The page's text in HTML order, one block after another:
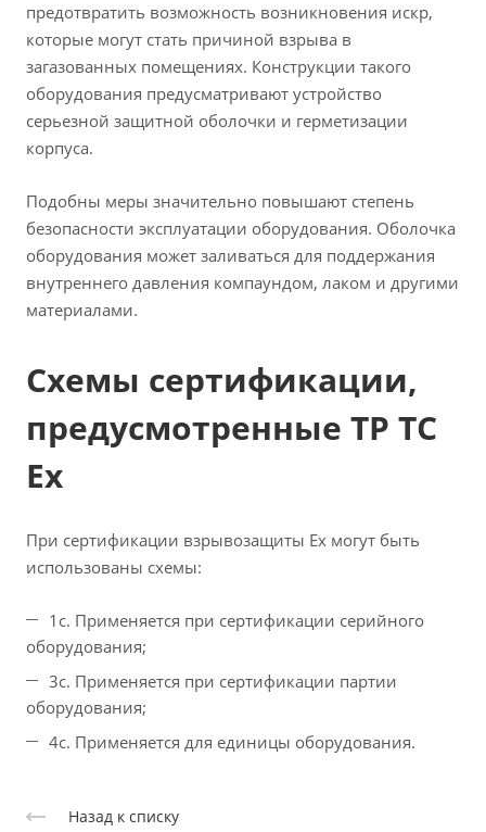
предотвратить возможность возникновения искр,
которые могут стать причиной взрыва в
загазованных помещениях. Конструкции такого
оборудования предусматривают устройство
серьезной защитной оболочки и герметизации
корпуса.
Подобны меры значительно повышают степень
безопасности эксплуатации оборудования. Оболочка
оборудования может заливаться для поддержания
внутреннего давления компаундом, лаком и другими
материалами.
Схемы сертификации,
предусмотренные ТР ТС
Ex
При сертификации взрывозащиты Ex могут быть
использованы схемы:
1с. Применяется при сертификации серийного
оборудования;
3с. Применяется при сертификации партии
оборудования;
4с. Применяется для единицы оборудования.
Назад к списку